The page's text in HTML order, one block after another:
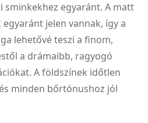
sminkekhez egyaránt. A matt
jelen vannak, így a
lehetővé teszi a finom,
a drámaibb, ragyogó
A földszínek időtlen
minden bőrtónushoz jól